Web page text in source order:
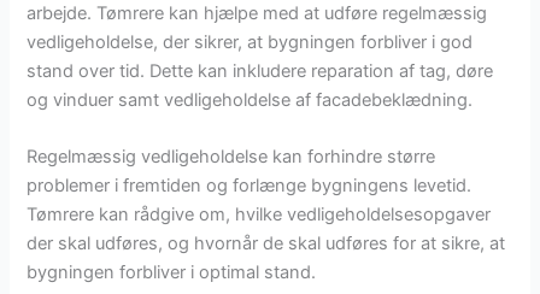
arbejde. Tømrere kan hjælpe med at udføre regelmæssig
vedligeholdelse, der sikrer, at bygningen forbliver i god
stand over tid. Dette kan inkludere reparation af tag, døre
og vinduer samt vedligeholdelse af facadebeklædning.
Regelmæssig vedligeholdelse kan forhindre større
problemer i fremtiden og forlænge bygningens levetid.
Tømrere kan rådgive om, hvilke vedligeholdelsesopgaver
der skal udføres, og hvornår de skal udføres for at sikre, at
bygningen forbliver i optimal stand.